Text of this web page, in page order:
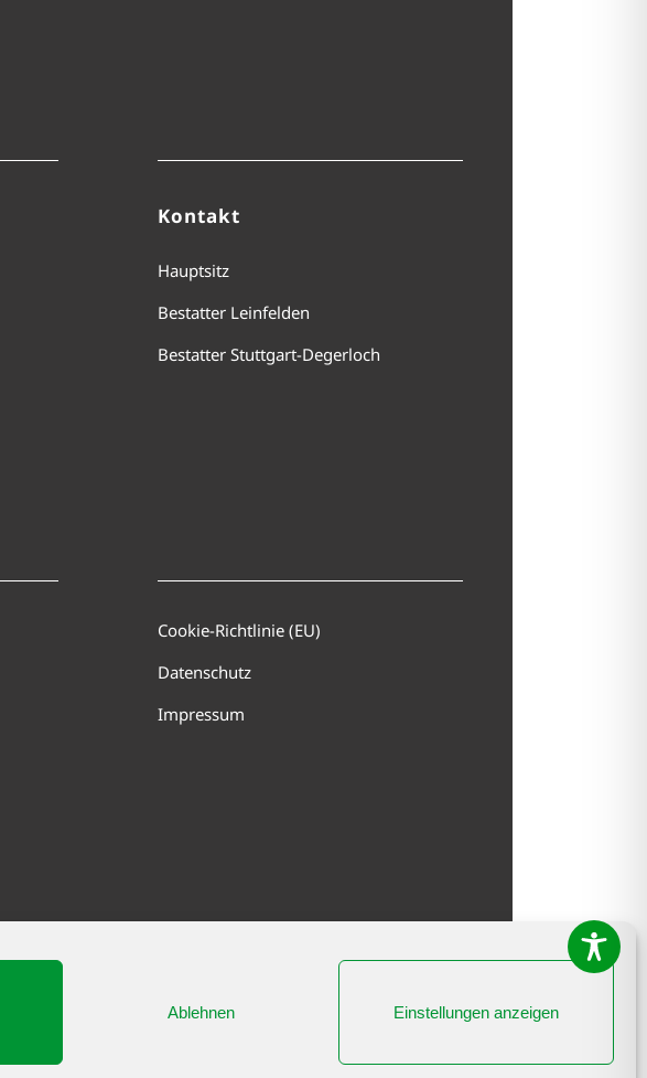
Ablehnen Einstellungen anzeigen
Kontakt
Hauptsitz
Bestatter Leinfelden
Bestatter Stuttgart-Degerloch
Cookie-Richtlinie (EU)
Datenschutz
Impressum